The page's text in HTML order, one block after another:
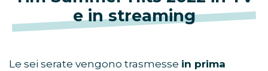
e in streaming
Le sei serate vengono trasmesse in prima